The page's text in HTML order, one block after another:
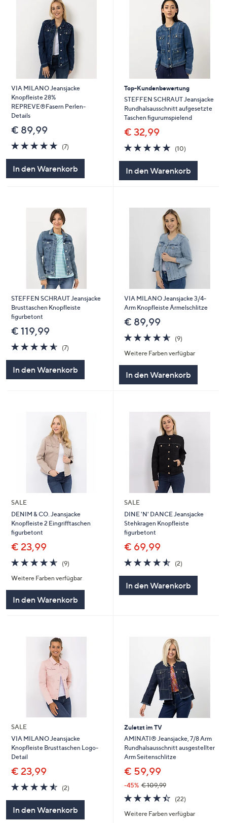
VIA MILANO Jeansjacke
Knopfleiste 28%
REPREVE®Fasern Perlen-
Details
€ 89,99
4.7
von
5
(7)
In den Warenkorb
Top-Kundenbewertung
STEFFEN SCHRAUT Jeansjacke
Rundhalsausschnitt aufgesetzte
Taschen figurumspielend
€ 32,99
4.7
von
(10)10
In den Warenkorb
STEFFEN SCHRAUT Jeansjacke
Brusttaschen Knopfleiste
figurbetont
€ 119,99
4.6
von
5
(7)
In den Warenkorb
VIA MILANO Jeansjacke 3/4-
Arm Knopfleiste Ärmelschlitze
€ 89,99
4.6
von
5
(9)9
Weitere Farben verfügbar
In den Warenkorb
SALE
DENIM & CO. Jeansjacke
Knopfleiste 2 Eingrifftaschen
figurbetont
€ 23,99
4.6
von
5
(9)
Weitere Farben verfügbar
In den Warenkorb
SALE
DINE 'N' DANCE Jeansjacke
Stehkragen Knopfleiste
figurbetont
€ 69,99
4.5
von
(2)2
In den Warenkorb
SALE
VIA MILANO Jeansjacke
Knopfleiste Brusttaschen Logo-
Detail
€ 23,99
4.5
von
5
(2)
In den Warenkorb
Zuletzt im TV
AMINATI® Jeansjacke, 7/8 Arm
Rundhalsausschnitt ausgestellter
Arm Seitenschlitze
€ 59,99
-45% € 109,99
4.4
von
5
(22)
Weitere Farben verfügbar